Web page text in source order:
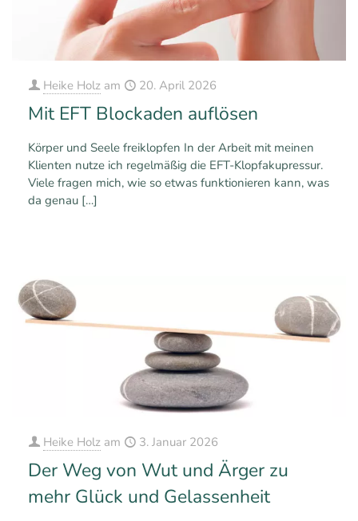
Heike Holz am 20. April 2026
Mit EFT Blockaden auflösen
Körper und Seele freiklopfen In der Arbeit mit meinen
Klienten nutze ich regelmäßig die EFT-Klopfakupressur.
Viele fragen mich, wie so etwas funktionieren kann, was
da genau […]
Heike Holz am 3. Januar 2026
Der Weg von Wut und Ärger zu
mehr Glück und Gelassenheit